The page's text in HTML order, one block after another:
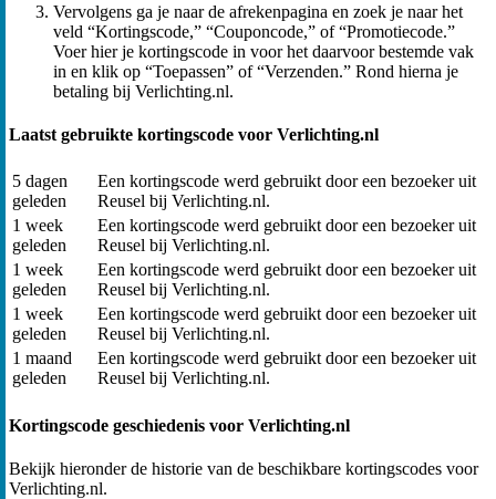
Vervolgens ga je naar de afrekenpagina en zoek je naar het
veld “Kortingscode,” “Couponcode,” of “Promotiecode.”
Voer hier je kortingscode in voor het daarvoor bestemde vak
in en klik op “Toepassen” of “Verzenden.” Rond hierna je
betaling bij Verlichting.nl.
Laatst gebruikte kortingscode voor Verlichting.nl
5 dagen
geleden
Een kortingscode werd gebruikt door een bezoeker uit
Reusel bij Verlichting.nl.
1 week
geleden
Een kortingscode werd gebruikt door een bezoeker uit
Reusel bij Verlichting.nl.
1 week
geleden
Een kortingscode werd gebruikt door een bezoeker uit
Reusel bij Verlichting.nl.
1 week
geleden
Een kortingscode werd gebruikt door een bezoeker uit
Reusel bij Verlichting.nl.
1 maand
geleden
Een kortingscode werd gebruikt door een bezoeker uit
Reusel bij Verlichting.nl.
Kortingscode geschiedenis voor Verlichting.nl
Bekijk hieronder de historie van de beschikbare kortingscodes voor
Verlichting.nl.